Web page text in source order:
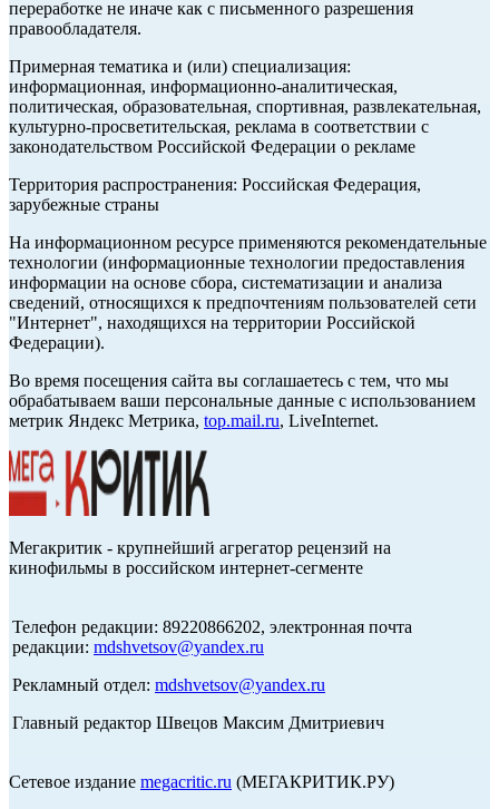
переработке не иначе как с письменного разрешения
правообладателя.
Примерная тематика и (или) специализация:
информационная, информационно-аналитическая,
политическая, образовательная, спортивная, развлекательная,
культурно-просветительская, реклама в соответствии с
законодательством Российской Федерации о рекламе
Территория распространения: Российская Федерация,
зарубежные страны
На информационном ресурсе применяются рекомендательные
технологии (информационные технологии предоставления
информации на основе сбора, систематизации и анализа
сведений, относящихся к предпочтениям пользователей сети
"Интернет", находящихся на территории Российской
Федерации).
Во время посещения сайта вы соглашаетесь с тем, что мы
обрабатываем ваши персональные данные с использованием
метрик Яндекс Метрика, top.mail.ru, LiveInternet.
Мегакритик - крупнейший агрегатор рецензий на
кинофильмы в российском интернет-сегменте
Телефон редакции: 89220866202, электронная почта
редакции: mdshvetsov@yandex.ru
Рекламный отдел: mdshvetsov@yandex.ru
Главный редактор Швецов Максим Дмитриевич
Сетевое издание megacritic.ru (МЕГАКРИТИК.РУ)